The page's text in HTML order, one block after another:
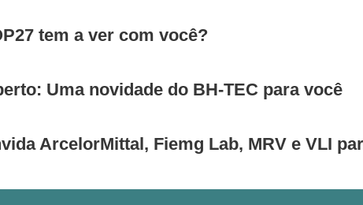
tem a ver com você?
Uma novidade do BH-TEC para você
ArcelorMittal, Fiemg Lab, MRV e VLI